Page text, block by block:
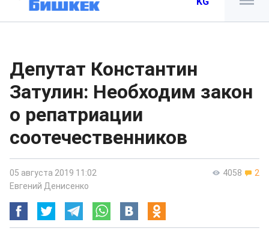
Депутат Константин
Затулин: Необходим закон
о репатриации
соотечественников
4058 2
05 августа 2019 11:02
Евгений Денисенко